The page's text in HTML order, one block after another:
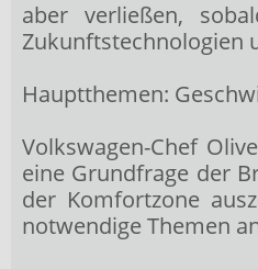
aber verließen,
Zukunftstechnologien
Hauptthemen:
Volkswagen-Chef
eine Grundfrage der
der Komfortzone
notwendige Themen